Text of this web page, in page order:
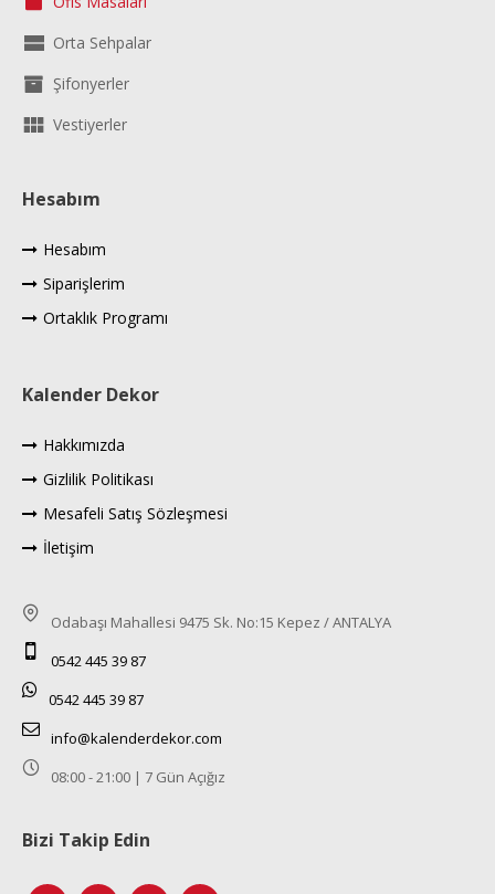
Orta Sehpalar
Şifonyerler
Vestiyerler
Hesabım
Hesabım
Siparişlerim
Ortaklık Programı
Kalender Dekor
Hakkımızda
Gizlilik Politikası
Mesafeli Satış Sözleşmesi
İletişim
Odabaşı Mahallesi 9475 Sk. No:15 Kepez / ANTALYA
0542 445 39 87
0542 445 39 87
info@kalenderdekor.com
08:00 - 21:00 | 7 Gün Açığız
Bizi Takip Edin